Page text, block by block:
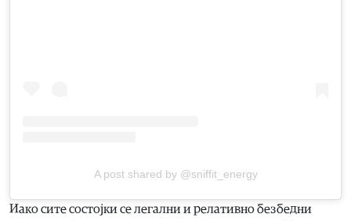
A post shared by @sniffit_energy
Иако сите состојки се легални и релативно безбедни